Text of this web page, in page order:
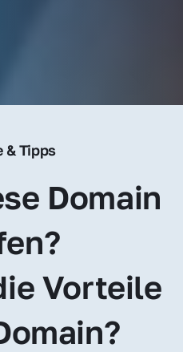
& Tipps
Domain
Vorteile